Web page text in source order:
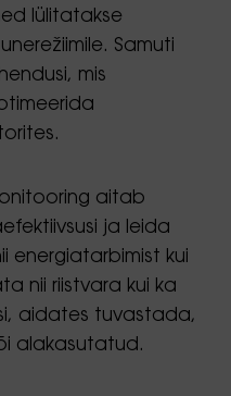
lülitatakse
Samuti
mis
aitab
ja leida
energiatarbimist kui
nii riistvara kui ka
aidates tuvastada,
alakasutatud.